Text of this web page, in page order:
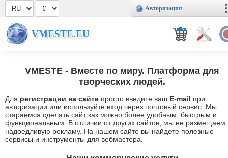
Авторизация
VMESTE.EU
VMESTE - Вместе по миру. Платформа для
творческих людей.
Для регистрации на сайте просто введите ваш E-mail при
авторизации или используйте вход через почтовый сервис. Мы
стараемся сделать сайт как можно более удобным, быстрым и
функциональным. В отличии от других сайтов, мы не размещаем
надоедливую рекламу. На нашем сайте вы найдете полезные
сервисы и инструменты для вебмастера.